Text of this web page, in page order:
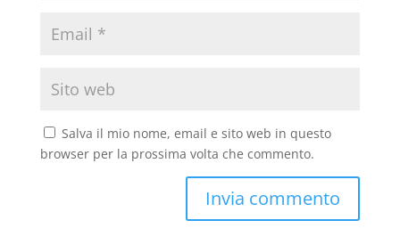
Salva il mio nome, email e sito web in questo
browser per la prossima volta che commento.